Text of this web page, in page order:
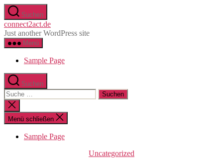
Direkt
zum
Inhalt
wechseln
Suchen
connect2act.de
Just another WordPress site
Menü
Sample Page
Suchen
Suche
nach:
Suche
schließen
Menü schließen
Sample Page
Kategorien
Uncategorized